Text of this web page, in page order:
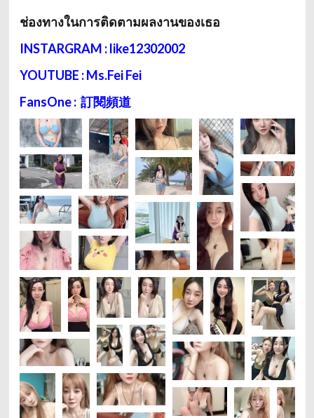
ช่องทางในการติดตามผลงานของเธอ
INSTARGRAM : like12302002
YOUTUBE : Ms.Fei Fei
FansOne : 訂閱頻道